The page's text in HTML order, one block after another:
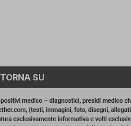
TORNA SU